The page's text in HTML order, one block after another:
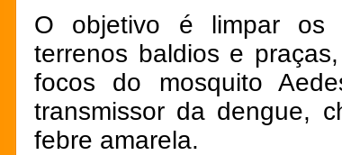
O objetivo é limpar os
terrenos baldios e
focos do mosquito
transmissor da dengue,
febre amarela.